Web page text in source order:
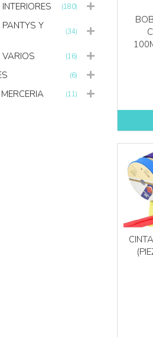
(180)
Y
(34)
(16)
(6)
(11)